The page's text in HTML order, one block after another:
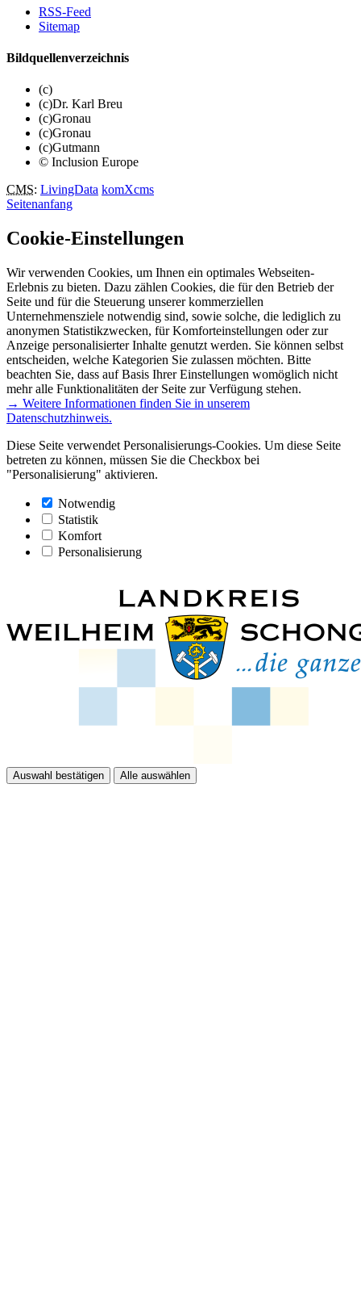
RSS-Feed
Sitemap
Bildquellenverzeichnis
(c)
(c)Dr. Karl Breu
(c)Gronau
(c)Gronau
(c)Gutmann
© Inclusion Europe
CMS: LivingData komXcms
Seitenanfang
Cookie-Einstellungen
Wir verwenden Cookies, um Ihnen ein optimales Webseiten-
Erlebnis zu bieten. Dazu zählen Cookies, die für den Betrieb der
Seite und für die Steuerung unserer kommerziellen
Unternehmensziele notwendig sind, sowie solche, die lediglich zu
anonymen Statistikzwecken, für Komforteinstellungen oder zur
Anzeige personalisierter Inhalte genutzt werden. Sie können selbst
entscheiden, welche Kategorien Sie zulassen möchten. Bitte
beachten Sie, dass auf Basis Ihrer Einstellungen womöglich nicht
mehr alle Funktionalitäten der Seite zur Verfügung stehen.
→ Weitere Informationen finden Sie in unserem
Datenschutzhinweis.
Diese Seite verwendet Personalisierungs-Cookies. Um diese Seite
betreten zu können, müssen Sie die Checkbox bei
"Personalisierung" aktivieren.
Notwendig
Statistik
Komfort
Personalisierung
Auswahl bestätigen Alle auswählen